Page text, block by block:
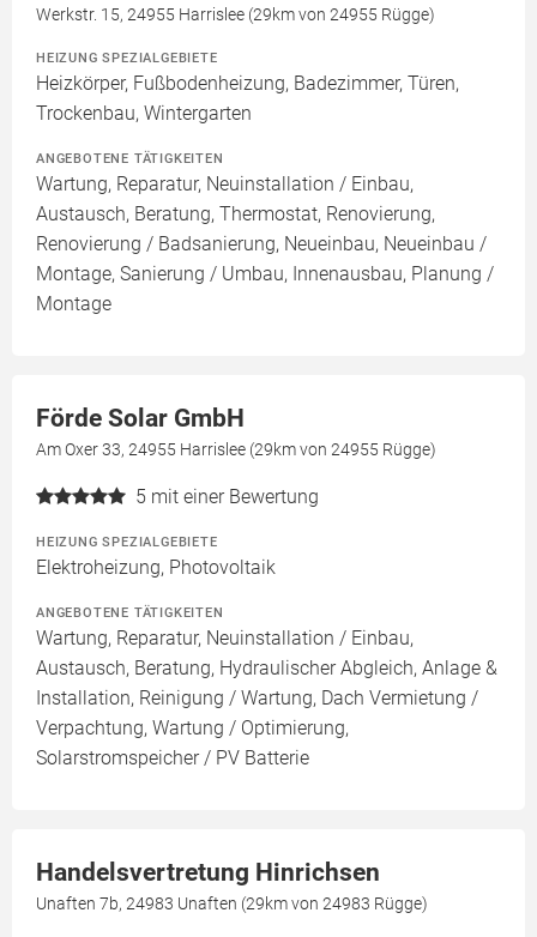
Werkstr. 15, 24955 Harrislee (29km von 24955 Rügge)
HEIZUNG SPEZIALGEBIETE
Heizkörper, Fußbodenheizung, Badezimmer, Türen,
Trockenbau, Wintergarten
ANGEBOTENE TÄTIGKEITEN
Wartung, Reparatur, Neuinstallation / Einbau,
Austausch, Beratung, Thermostat, Renovierung,
Renovierung / Badsanierung, Neueinbau, Neueinbau /
Montage, Sanierung / Umbau, Innenausbau, Planung /
Montage
Förde Solar GmbH
Am Oxer 33, 24955 Harrislee (29km von 24955 Rügge)
5 mit einer Bewertung
HEIZUNG SPEZIALGEBIETE
Elektroheizung, Photovoltaik
ANGEBOTENE TÄTIGKEITEN
Wartung, Reparatur, Neuinstallation / Einbau,
Austausch, Beratung, Hydraulischer Abgleich, Anlage &
Installation, Reinigung / Wartung, Dach Vermietung /
Verpachtung, Wartung / Optimierung,
Solarstromspeicher / PV Batterie
Handelsvertretung Hinrichsen
Unaften 7b, 24983 Unaften (29km von 24983 Rügge)